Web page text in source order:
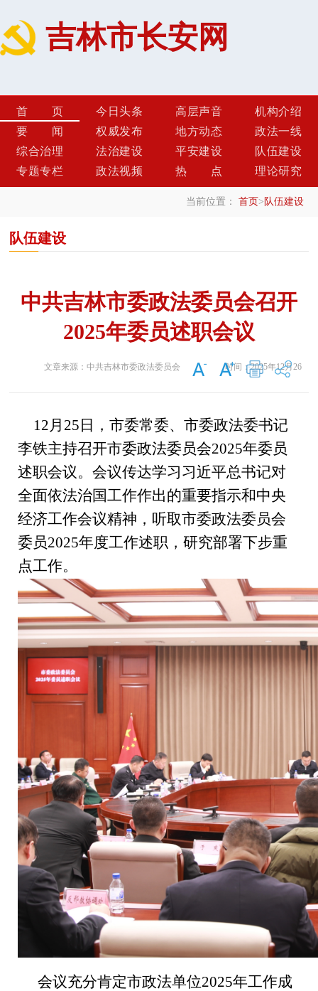
吉林市长安网
首页 今日头条 高层声音
机构介绍
要闻
权威发布 地方动态
政法一线
综合治理
法治建设 平安建设
队伍建设
专题专栏
政法视频 热点 理论研究
当前位置： 首页> 队伍建设
队伍建设
中共吉林市委政法委员会召开
2025年委员述职会议
文章来源：中共吉林市委政法委员会 时间：2025年12月26
12月25日，市委常委、市委政法委书记
李铁主持召开市委政法委员会2025年委员
述职会议。会议传达学习习近平总书记对
全面依法治国工作作出的重要指示和中央
经济工作会议精神，听取市委政法委员会
委员2025年度工作述职，研究部署下步重
点工作。
会议充分肯定市政法单位2025年工作成